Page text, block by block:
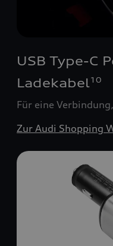
USB Type-C
Ladekabel10
Für eine
Zur Audi Shopping